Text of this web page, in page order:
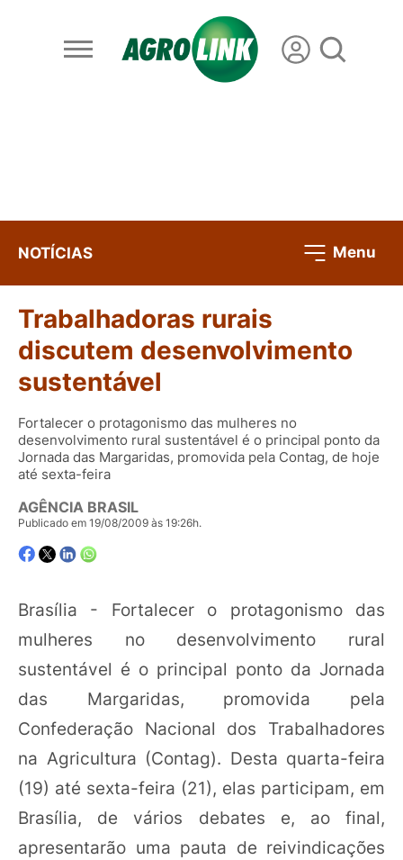
NOTÍCIAS Menu
Trabalhadoras rurais
discutem desenvolvimento
sustentável
Fortalecer o protagonismo das mulheres no
desenvolvimento rural sustentável é o principal ponto da
Jornada das Margaridas, promovida pela Contag, de hoje
até sexta-feira
AGÊNCIA BRASIL
Publicado em 19/08/2009 às 19:26h.
Brasília - Fortalecer o protagonismo das
mulheres no desenvolvimento rural
sustentável é o principal ponto da Jornada
das Margaridas, promovida pela
Confederação Nacional dos Trabalhadores
na Agricultura (Contag). Desta quarta-feira
(19) até sexta-feira (21), elas participam, em
Brasília, de vários debates e, ao final,
apresentarão uma pauta de reivindicações